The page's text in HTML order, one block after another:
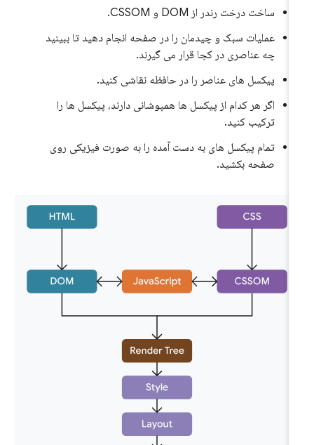
ساخت درخت رندر از DOM و CSSOM.
عملیات سبک و چیدمان را در صفحه انجام دهید تا ببینید
چه عناصری در کجا قرار می گیرند.
پیکسل های عناصر را در حافظه نقاشی کنید.
اگر هر کدام از پیکسل ها همپوشانی دارند، پیکسل ها را
ترکیب کنید.
تمام پیکسل های به دست آمده را به صورت فیزیکی روی
صفحه بکشید.